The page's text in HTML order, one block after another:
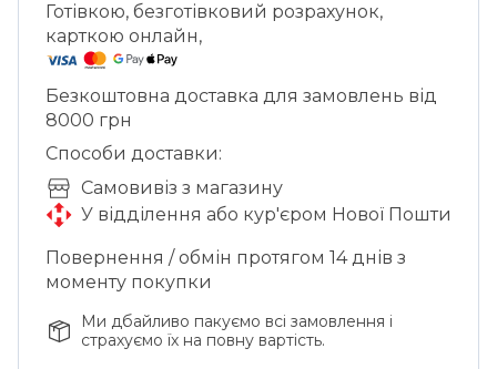
Готівкою, безготівковий розрахунок,
карткою онлайн,
Безкоштовна доставка для замовлень від
8000 грн
Способи доставки:
Cамовивіз з магазину
У відділення або кур'єром Нової Пошти
Повернення / обмін протягом 14 днів з
моменту покупки
Ми дбайливо пакуємо всі замовлення і
страхуємо їх на повну вартість.